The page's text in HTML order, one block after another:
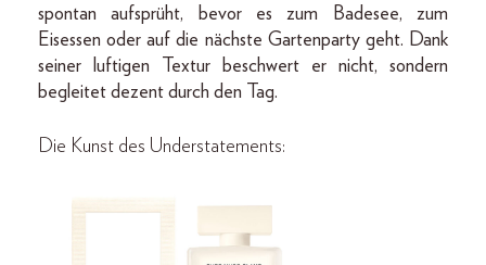
spontan aufsprüht, bevor es zum Badesee, zum
Eisessen oder auf die nächste Gartenparty geht. Dank
seiner luftigen Textur beschwert er nicht, sondern
begleitet dezent durch den Tag.
Die Kunst des Understatements: